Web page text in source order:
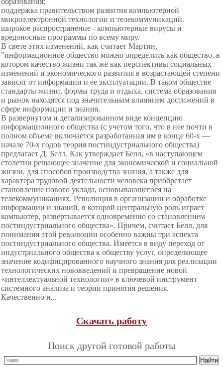
поддержка правительством развития компьютерной
микроэлектронной технологии и телекоммуникаций.
широкое распространение - компьютерные вирусы и
вредоносные программы по всему миру.
В свете этих изменений, как считает Мартин,
"информационное общество можно определить как общество, в
котором качество жизни так же как перспективы социальных
изменений и экономического развития в возрастающей степени
зависят от информации и ее эксплуатации. В таком обществе
стандарты жизни, формы труда и отдыха, система образования
и рынок находятся под значительным влиянием достижений в
сфере информации и знания.
В развернутом и детализированном виде концепцию
информационного общества (с учетом того, что в нее почти в
полном объеме включается разработанная им в конце 60-х —
начале 70-х годов теория постиндустриального общества)
предлагает Д. Белл. Как утверждает Белл, «в наступающем
столетии решающее значение для экономической и социальной
жизни, для способов производства знания, а также для
характера трудовой деятельности человека приобретает
становление нового уклада, основывающегося на
телекоммуникациях. Революция в организации и обработке
информации и знаний, в которой центральную роль играет
компьютер, развертывается одновременно со становлением
постиндустриального общества». Причем, считает Белл, для
понимания этой революции особенно важны три аспекта
постиндустриального общества. Имеется в виду переход от
индустриального общества к обществу услуг, определяющее
значение кодифицированного научного знания для реализации
технологических нововведений и превращение новой
«интеллектуальной технологии» в ключевой инструмент
системного анализа и теории принятия решения.
Качественно н...
Скачать работу
Поиск другой готовой работы